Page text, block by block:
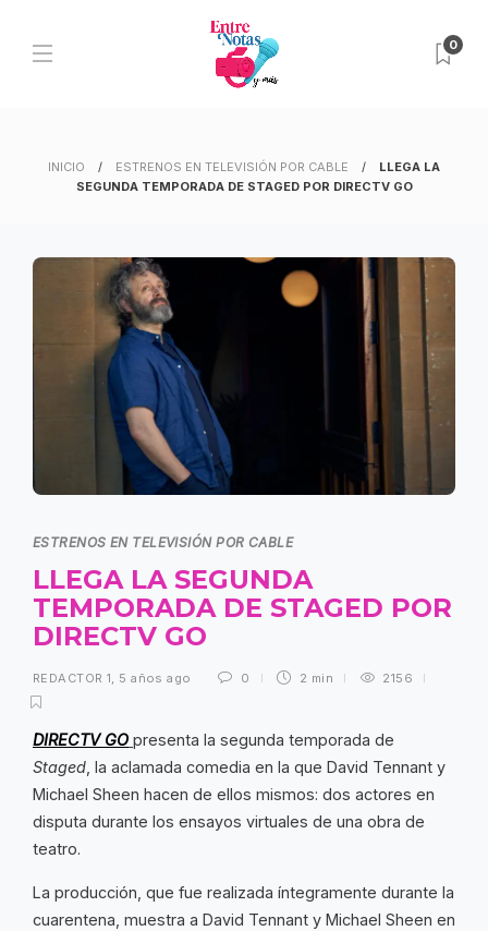
0
INICIO ESTRENOS EN TELEVISIÓN POR CABLE
LLEGA LA
SEGUNDA TEMPORADA DE STAGED POR DIRECTV GO
ESTRENOS EN TELEVISIÓN POR CABLE
LLEGA LA SEGUNDA
TEMPORADA DE STAGED POR
DIRECTV GO
REDACTOR 1, 5 años ago 0 2 min 2156
DIRECTV GO presenta la segunda temporada de
Staged , la aclamada comedia en la que David Tennant y
Michael Sheen hacen de ellos mismos: dos actores en
disputa durante los ensayos virtuales de una obra de
teatro.
La producción, que fue realizada íntegramente durante la
cuarentena, muestra a David Tennant y Michael Sheen en